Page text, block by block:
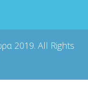
2019. All Rights